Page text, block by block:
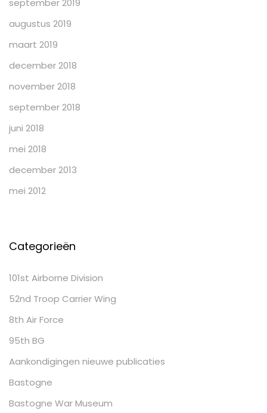
september 2019
augustus 2019
maart 2019
december 2018
november 2018
september 2018
juni 2018
mei 2018
december 2013
mei 2012
Categorieën
101st Airborne Division
52nd Troop Carrier Wing
8th Air Force
95th BG
Aankondigingen nieuwe publicaties
Bastogne
Bastogne War Museum